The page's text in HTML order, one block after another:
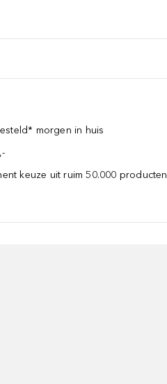
morgen in huis
keuze uit ruim 50.000 producten